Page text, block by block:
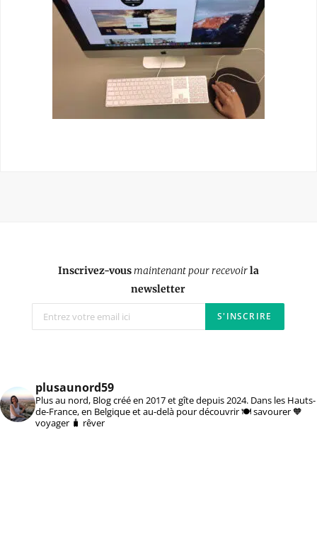
Inscrivez-vousmaintenant pour recevoirla
newsletter
plusaunord59
Plus au nord, Blog créé en 2017 et gîte depuis 2024. Dans les Hauts-
de-France, en Belgique et au-delà pour découvrir 🍽️ savourer 🧡
voyager 🧳 rêver